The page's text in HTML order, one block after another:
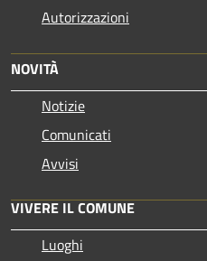
Autorizzazioni
NOVITÀ
Notizie
Comunicati
Avvisi
VIVERE IL COMUNE
Luoghi